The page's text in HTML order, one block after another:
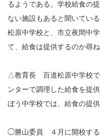
るようである。学校給食の
ない施設もあると聞いてい
松原中学校と、市立夜間中
て、給食は提供するのか尋ね
△教育長 百道松原中学校で
ンターで調理した給食を提
ぼう中学校では、給食の提
◯勝山委員 ４月に開校する